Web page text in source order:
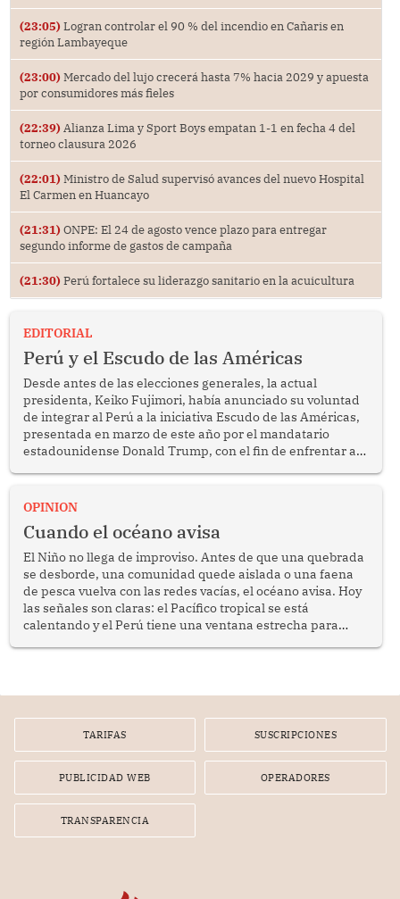
(23:05) Logran controlar el 90 % del incendio en Cañaris en
región Lambayeque
(23:00) Mercado del lujo crecerá hasta 7% hacia 2029 y apuesta
por consumidores más fieles
(22:39) Alianza Lima y Sport Boys empatan 1-1 en fecha 4 del
torneo clausura 2026
(22:01) Ministro de Salud supervisó avances del nuevo Hospital
El Carmen en Huancayo
(21:31) ONPE: El 24 de agosto vence plazo para entregar
segundo informe de gastos de campaña
(21:30) Perú fortalece su liderazgo sanitario en la acuicultura
EDITORIAL
Perú y el Escudo de las Américas
Desde antes de las elecciones generales, la actual
presidenta, Keiko Fujimori, había anunciado su voluntad
de integrar al Perú a la iniciativa Escudo de las Américas,
presentada en marzo de este año por el mandatario
estadounidense Donald Trump, con el fin de enfrentar al
OPINION
Cuando el océano avisa
El Niño no llega de improviso. Antes de que una quebrada
se desborde, una comunidad quede aislada o una faena
de pesca vuelva con las redes vacías, el océano avisa. Hoy
las señales son claras: el Pacífico tropical se está
calentando y el Perú tiene una ventana estrecha para
TARIFAS SUSCRIPCIONES
PUBLICIDAD WEB OPERADORES
TRANSPARENCIA